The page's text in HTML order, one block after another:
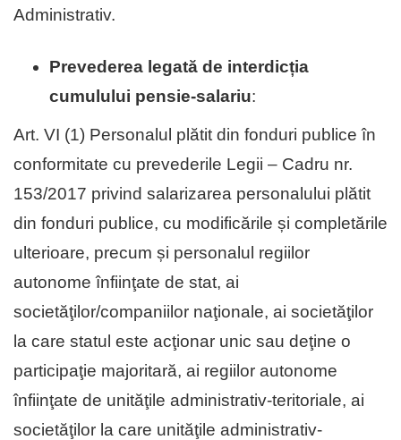
Administrativ.
Prevederea legată de interdicția
cumulului pensie-salariu:
Art. VI (1) Personalul plătit din fonduri publice în
conformitate cu prevederile Legii – Cadru nr.
153/2017 privind salarizarea personalului plătit
din fonduri publice, cu modificările și completările
ulterioare, precum și personalul regiilor
autonome înfiinţate de stat, ai
societăţilor/companiilor naţionale, ai societăţilor
la care statul este acţionar unic sau deţine o
participaţie majoritară, ai regiilor autonome
înfiinţate de unităţile administrativ-teritoriale, ai
societăţilor la care unităţile administrativ-